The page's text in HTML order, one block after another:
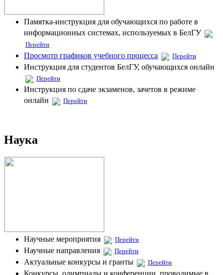
Памятка-инструкция для обучающихся по работе в
информационных системах, используемых в БелГУ
Перейти
Просмотр графиков учебного процесса Перейти
Инструкция для студентов БелГУ, обучающихся онлайн
Перейти
Инструкция по сдаче экзаменов, зачетов в режиме
онлайн
Перейти
Наука
Научные мероприятия Перейти
Научные направления Перейти
Актуальные конкурсы и гранты Перейти
Конкурсы, олимпиады и конференции, проводимые в